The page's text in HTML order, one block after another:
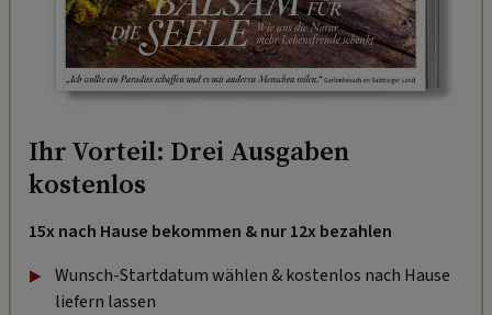
Ihr Vorteil: Drei Ausgaben
kostenlos
15x nach Hause bekommen & nur 12x bezahlen
Wunsch-Startdatum wählen & kostenlos nach Hause
liefern lassen